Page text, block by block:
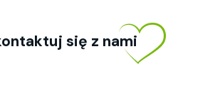
się z nami